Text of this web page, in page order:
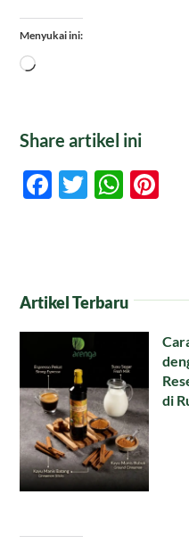
Menyukai ini:
Memuat...
Share artikel ini
Facebook
Twitter
Artikel Terbaru
di